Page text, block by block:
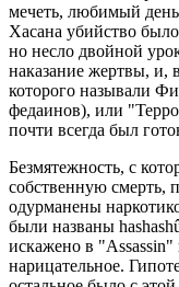
мечеть, любимый
Хасана убийство
но несло двойной
наказание жертвы, и,
которого называли
федаинов), или
почти всегда был
Безмятежность, с
собственную смерть,
одурманены
были названы
искажено в
нарицательное.